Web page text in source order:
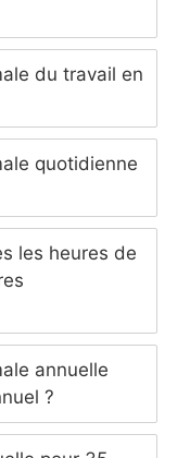
du travail en
quotidienne
les heures de
annuelle
?